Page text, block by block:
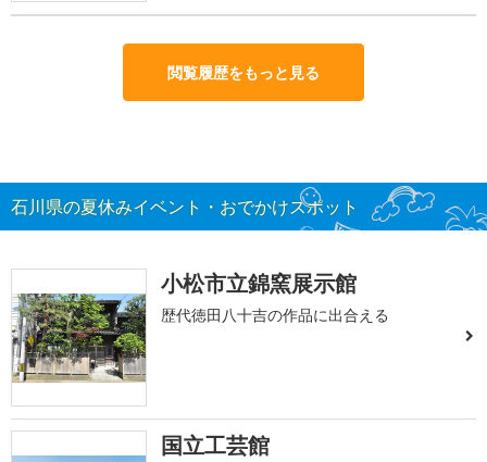
閲覧履歴をもっと見る
石川県の夏休みイベント・おでかけスポット
小松市立錦窯展示館
歴代徳田八十吉の作品に出合える
国立工芸館